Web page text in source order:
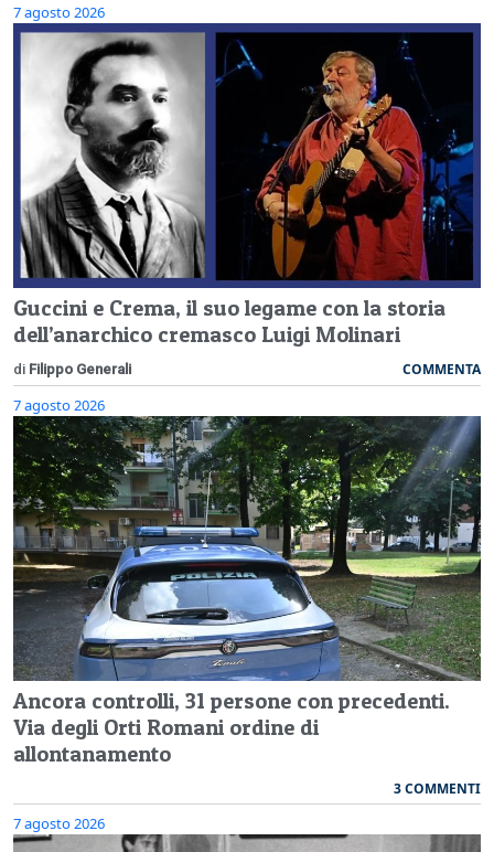
7 agosto 2026
Guccini e Crema, il suo legame con la storia
dell’anarchico cremasco Luigi Molinari
di Filippo Generali COMMENTA
7 agosto 2026
Ancora controlli, 31 persone con precedenti.
Via degli Orti Romani ordine di
allontanamento
3 COMMENTI
7 agosto 2026